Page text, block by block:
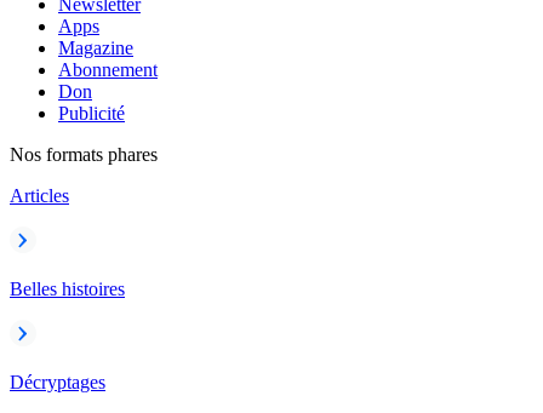
Newsletter
Apps
Magazine
Abonnement
Don
Publicité
Nos formats phares
Articles
Belles histoires
Décryptages